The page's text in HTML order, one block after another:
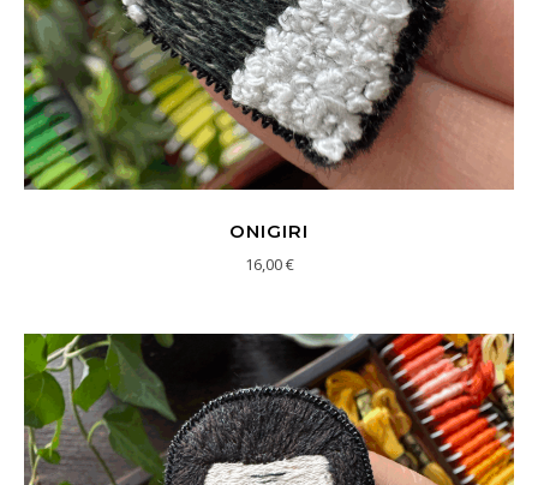
ONIGIRI
16,00€